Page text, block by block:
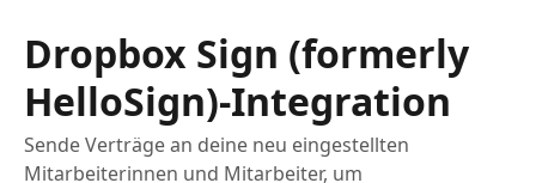
Dropbox Sign (formerly
HelloSign)-Integration
Sende Verträge an deine neu eingestellten
Mitarbeiterinnen und Mitarbeiter, um